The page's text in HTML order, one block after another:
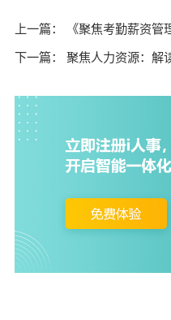
上一篇：
《聚焦考勤薪资管
下一篇： 聚焦人力资源：解读企